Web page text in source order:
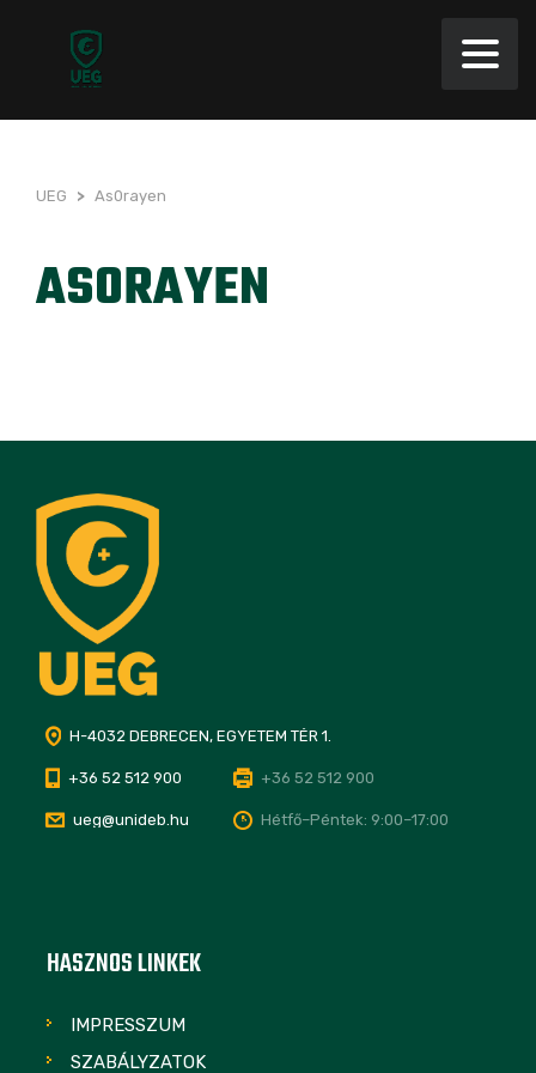
UEG > As0rayen
AS0RAYEN
H-4032 DEBRECEN, EGYETEM TÉR 1.
+36 52 512 900 +36 52 512 900
ueg@unideb.hu Hétfő–Péntek: 9:00–17:00
HASZNOS LINKEK
IMPRESSZUM
SZABÁLYZATOK